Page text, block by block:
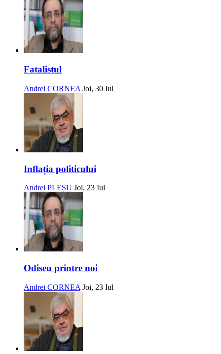
Fatalistul
Andrei CORNEA Joi, 30 Iul
Inflația politicului
Andrei PLEȘU Joi, 23 Iul
Odiseu printre noi
Andrei CORNEA Joi, 23 Iul